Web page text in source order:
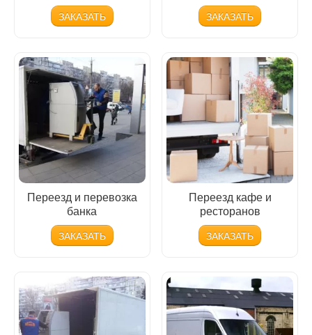
ЗАКАЗАТЬ ЗАКАЗАТЬ
Переезд и перевозка
банка
ЗАКАЗАТЬ
Переезд кафе и
ресторанов
ЗАКАЗАТЬ